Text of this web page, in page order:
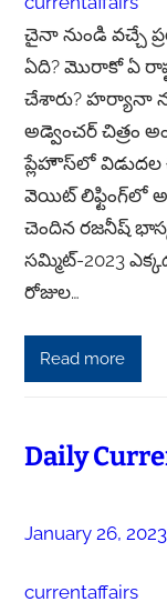
చైనా నుండి వచ్చే
ఏది? మొరాకో ఏ
చేశారు? హర్యానా
అడ్వెంచర్ చిత్రం
ప్లేహౌస్‌లో విడుదల
వెయిట్ లిఫ్టింగ్‌లో
చెందిన రజనీష్
సమ్మిట్-2023
రోజుల…
Read more
Daily
January 26, 2023
currentaffairs